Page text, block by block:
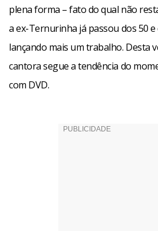
plena forma – fato do qual não
a ex-Ternurinha já passou dos 50
lançando mais um trabalho. Desta
cantora segue a tendência do
com DVD.